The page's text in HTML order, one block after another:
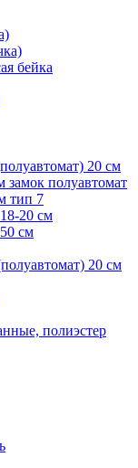
бейка
20 см
полуавтомат
тип 7
20 см
см
20 см
полиэстер